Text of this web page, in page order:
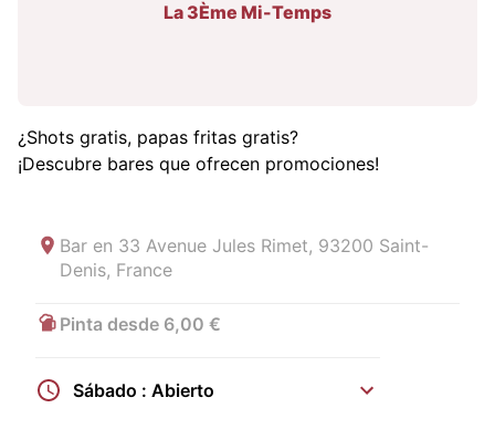
La 3Ème Mi-Temps
¿Shots gratis, papas fritas gratis?
¡Descubre bares que ofrecen promociones!
Bar en 33 Avenue Jules Rimet, 93200 Saint-
Denis, France
Pinta desde 6,00 €
Sábado : Abierto